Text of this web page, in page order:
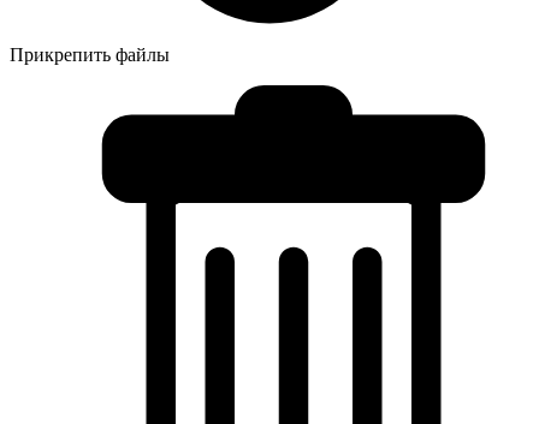
Прикрепить файлы